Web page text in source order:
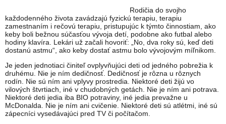
Rodičia do svojho
každodenného života zavádzajú fyzickú terapiu, terapiu
zamestnaním i rečovú terapiu, pristupujúc k týmto činnostiam, ako
keby boli bežnou súčasťou vývoja detí, podobne ako futbal alebo
hodiny klavíra. Lekári už začali hovoriť: „No, dva roky sú, keď deti
dostanú astmu“, ako keby dostať astmu bolo vývojovým míľnikom.
Je jeden jednotiaci činiteľ ovplyvňujúci deti od jedného pobrežia k
druhému. Nie je ním dedičnosť. Dedičnosť je rôzna u rôznych
rodín. Nie sú ním ani vplyvy prostredia. Niektoré deti žijú vo
vilových štvrtiach, iné v chudobných getách. Nie je ním ani potrava.
Niektoré deti jedia iba BIO potraviny, iné jedia prevažne u
McDonalda. Nie je ním ani cvičenie. Niektoré deti sú atlétmi, iné sú
zápecníci vysedávajúci pred TV či počítačom.